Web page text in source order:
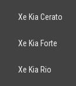
Xe Kia Cerato
Xe Kia Forte
Xe Kia Rio